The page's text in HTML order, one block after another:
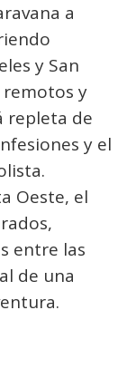
a
y San
remotos y
repleta de
y el
Oeste, el
entre las
de una